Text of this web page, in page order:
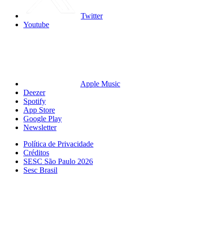
Twitter
Youtube
Apple Music
Deezer
Spotify
App Store
Google Play
Newsletter
Política de Privacidade
Créditos
SESC São Paulo 2026
Sesc Brasil